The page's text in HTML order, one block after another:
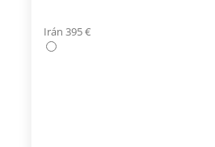
Irán 395 €